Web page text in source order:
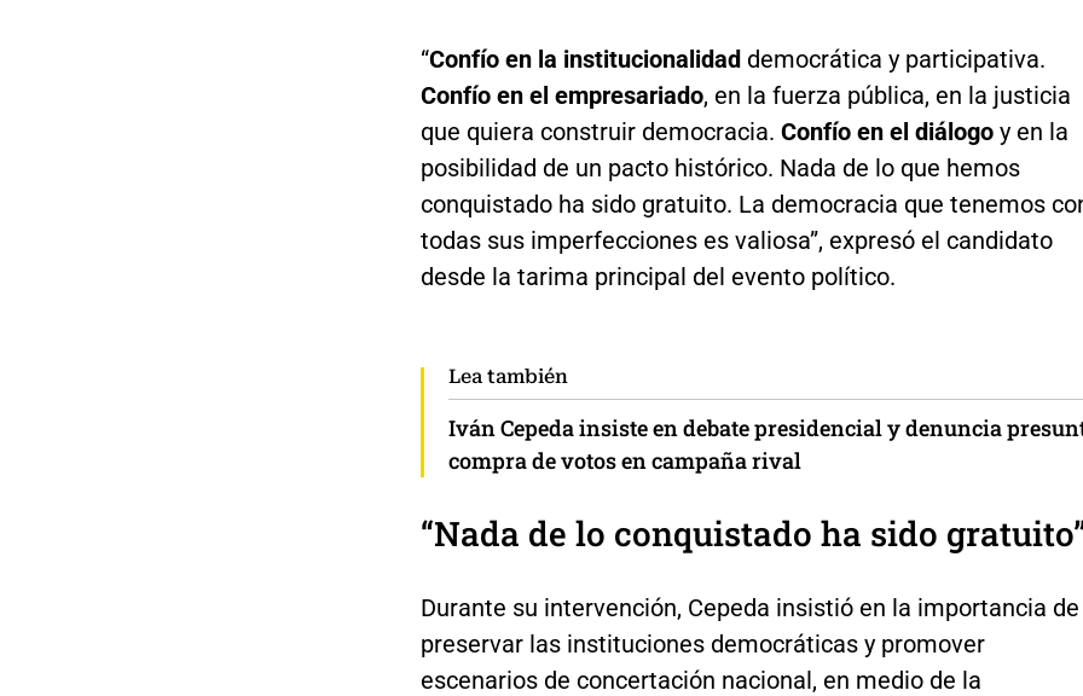
“Confío en la institucionalidaddemocrática y participativa.
Confío en el empresariado, en la fuerza pública, en la justicia
que quiera construir democracia. Confío en el diálogoy en la
posibilidad de un pacto histórico. Nada de lo que hemos
conquistado ha sido gratuito. La democracia que tenemos
todas sus imperfecciones es valiosa”, expresó el candidato
desde la tarima principal del evento político.
Lea también
Iván Cepeda insiste en debate presidencial y denuncia
compra de votos en campaña rival
“Nada de lo conquistado ha sido
Durante su intervención, Cepeda insistió en la importancia de
preservar las instituciones democráticas y promover
escenarios de concertación nacional, en medio de la